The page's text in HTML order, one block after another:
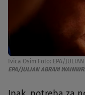
Ivica Osim Foto: EPA/JULIAN
EPA/JULIAN ABRAM